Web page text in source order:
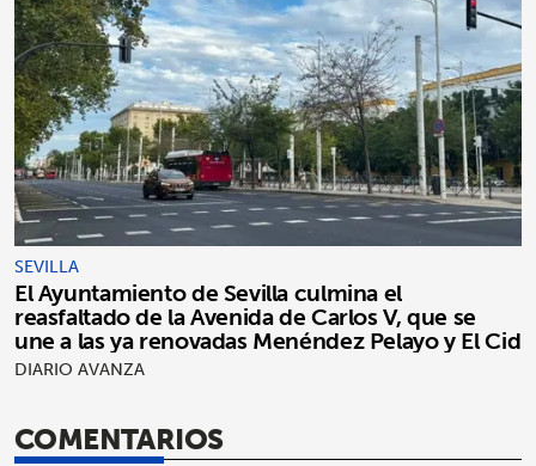
SEVILLA
El Ayuntamiento de Sevilla culmina el
reasfaltado de la Avenida de Carlos V, que se
une a las ya renovadas Menéndez Pelayo y El Cid
DIARIO AVANZA
COMENTARIOS